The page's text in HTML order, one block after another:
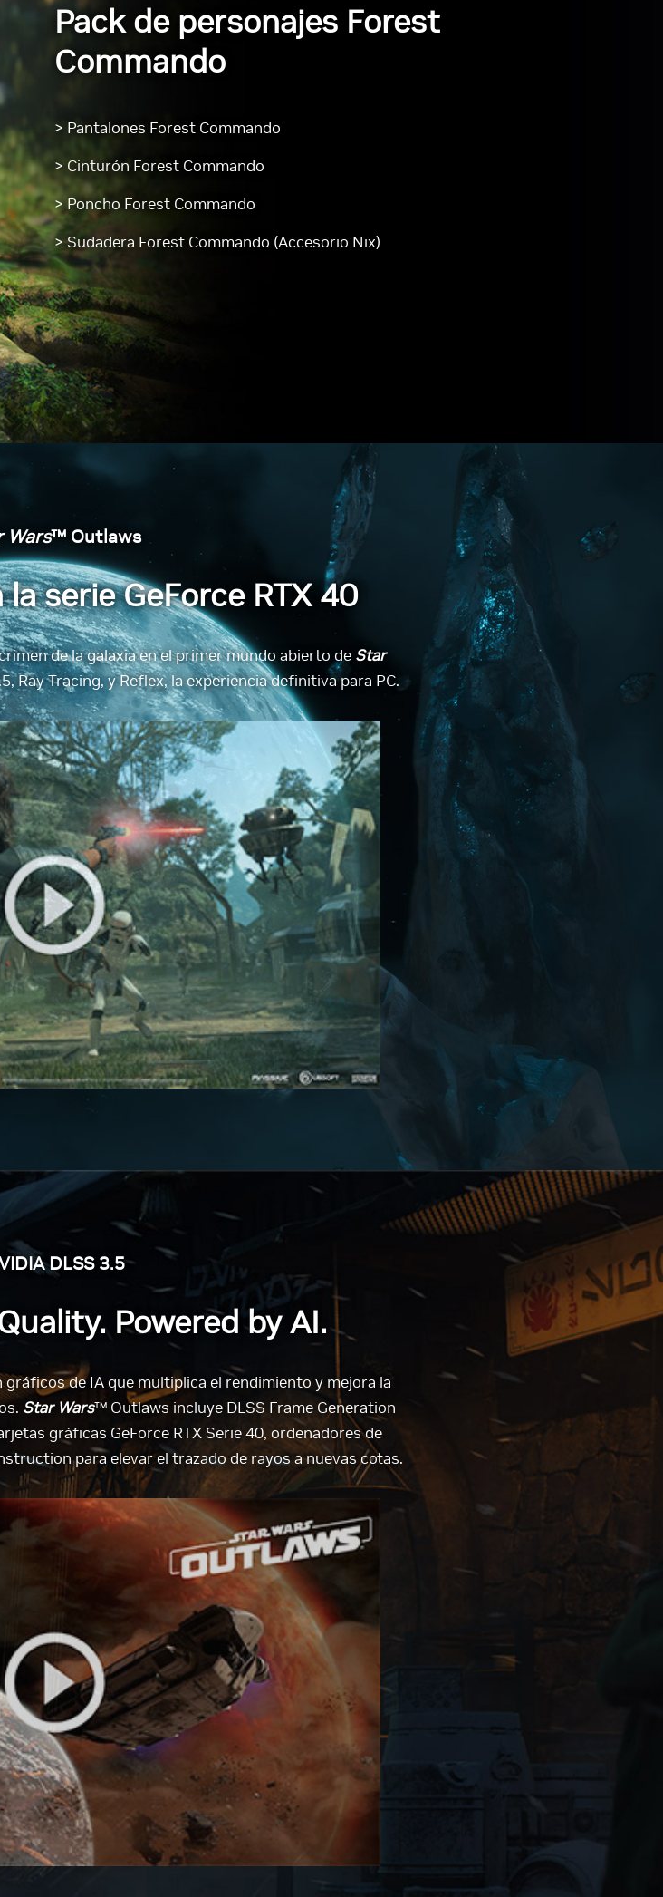
Pack de personajes Forest
Commando
> Pantalones Forest Commando
> Cinturón Forest Commando
> Poncho Forest Commando
> Sudadera Forest Commando (Accesorio Nix)
Wars™ Outlaws
serie GeForce RTX 40
de la galaxia en el primer mundo abierto de Star
Ray Tracing, y Reflex, la experiencia definitiva para PC.
DLSS 3.5
Powered by AI.
gráficos de IA que multiplica el rendimiento y mejora la
Star Wars™ Outlaws incluye DLSS Frame Generation
gráficas GeForce RTX Serie 40, ordenadores de
para elevar el trazado de rayos a nuevas cotas.